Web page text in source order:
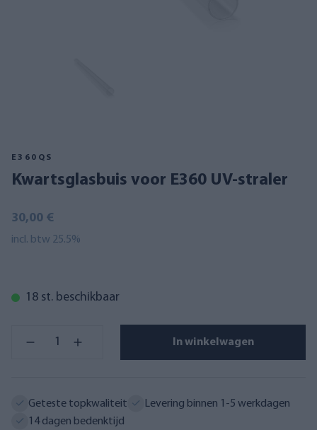
E360QS
Kwartsglasbuis voor E360 UV-straler
30,00 €
incl. btw 25.5%
18 st. beschikbaar
In winkelwagen
Geteste topkwaliteit
Levering binnen 1-5 werkdagen
14 dagen bedenktijd